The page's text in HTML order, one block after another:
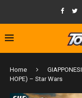
Home GIAPPONESI
HOPE) – Star Wars